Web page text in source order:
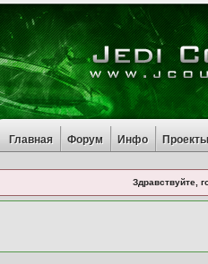
Главная Форум Инфо
Здравствуйте,